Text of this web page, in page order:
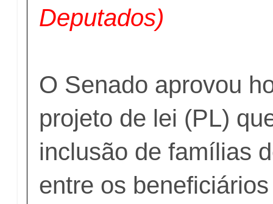
Deputados)
O Senado aprovou
projeto de lei (PL)
inclusão de famílias
entre os